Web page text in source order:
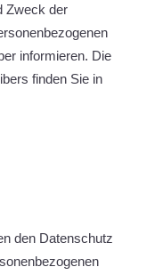
Zweck der
informieren. Die
finden Sie in
den Datenschutz